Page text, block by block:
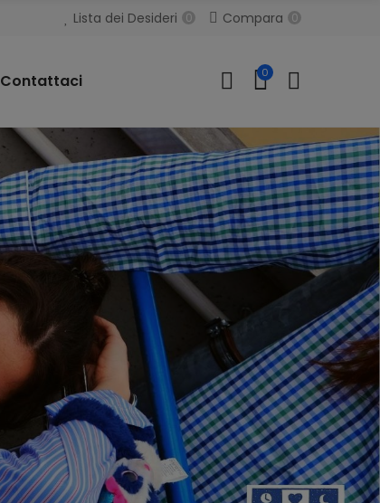
Lista dei Desideri 0 Compara 0
Contattaci 0